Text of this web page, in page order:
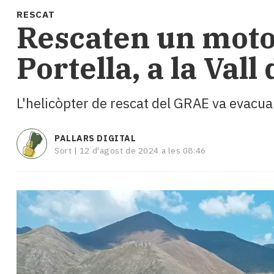
i
Cultura
Esports
Mai
tant!
i
El
temps
Enquestes
escena!
Dis
la
teva!
RESCAT
Rescaten un
Portella, a la Vall
L'helicòpter de rescat del GRAE va
PALLARS DIGITAL
Sort | 12 d'agost de 2024 a les 08:46